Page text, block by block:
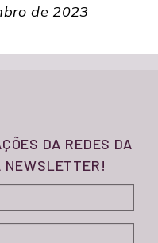
de 2023
DA REDES DA
NEWSLETTER!